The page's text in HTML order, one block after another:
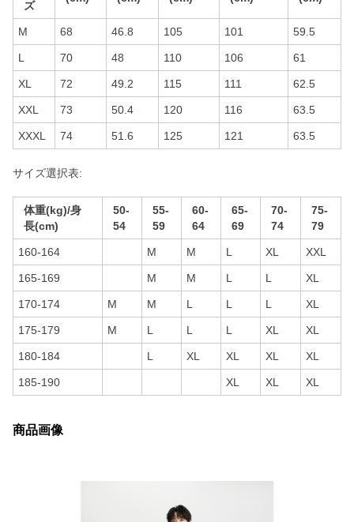
ズ
M 68 46.8 105 101 59.5
L 70 48 110 106 61
XL 72 49.2 115 111 62.5
XXL 73 50.4 120 116 63.5
XXXL 74 51.6 125 121 63.5
サイズ選択表:
体重(kg)/身
長(cm)
50-
54
55-
59
60-
64
65-
69
70-
74
75-
79
160-164 M M L XL XXL
165-169 M M L L XL
170-174 M M L L L XL
175-179 M L L L XL XL
180-184 L XL XL XL XL
185-190 XL XL XL
商品画像